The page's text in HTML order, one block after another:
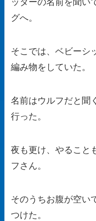
ッターの名前を聞い
グへ。
そこでは、ベビーシ
編み物をしていた。
名前はウルフだと聞
行った。
夜も更け、やること
フさん。
そのうちお腹が空い
つけた。